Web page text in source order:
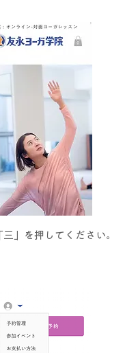
」を押してください。